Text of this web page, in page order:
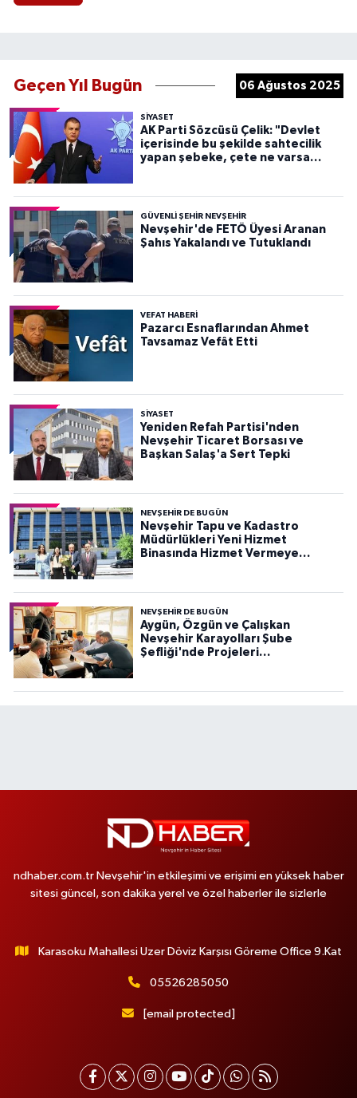
Geçen Yıl Bugün 06 Ağustos 2025
SIYASET
AK Parti Sözcüsü Çelik: "Devlet
içerisinde bu şekilde sahtecilik
yapan şebeke, çete ne varsa
GÜVENLI ŞEHIR NEVŞEHIR
Nevşehir'de FETÖ Üyesi Aranan
Şahıs Yakalandı ve Tutuklandı
VEFAT HABERI
Pazarcı Esnaflarından Ahmet
Tavsamaz Vefât Etti
SIYASET
Yeniden Refah Partisi'nden
Nevşehir Ticaret Borsası ve
Başkan Salaş'a Sert Tepki
NEVŞEHIR DE BUGÜN
Nevşehir Tapu ve Kadastro
Müdürlükleri Yeni Hizmet
Binasında Hizmet Vermeye
NEVŞEHIR DE BUGÜN
Aygün, Özgün ve Çalışkan
Nevşehir Karayolları Şube
Şefliği'nde Projeleri
ndhaber.com.tr Nevşehir'in etkileşimi ve erişimi en yüksek haber
sitesi güncel, son dakika yerel ve özel haberler ile sizlerle
Karasoku Mahallesi Uzer Döviz Karşısı Göreme Office 9.Kat
05526285050
[email protected]